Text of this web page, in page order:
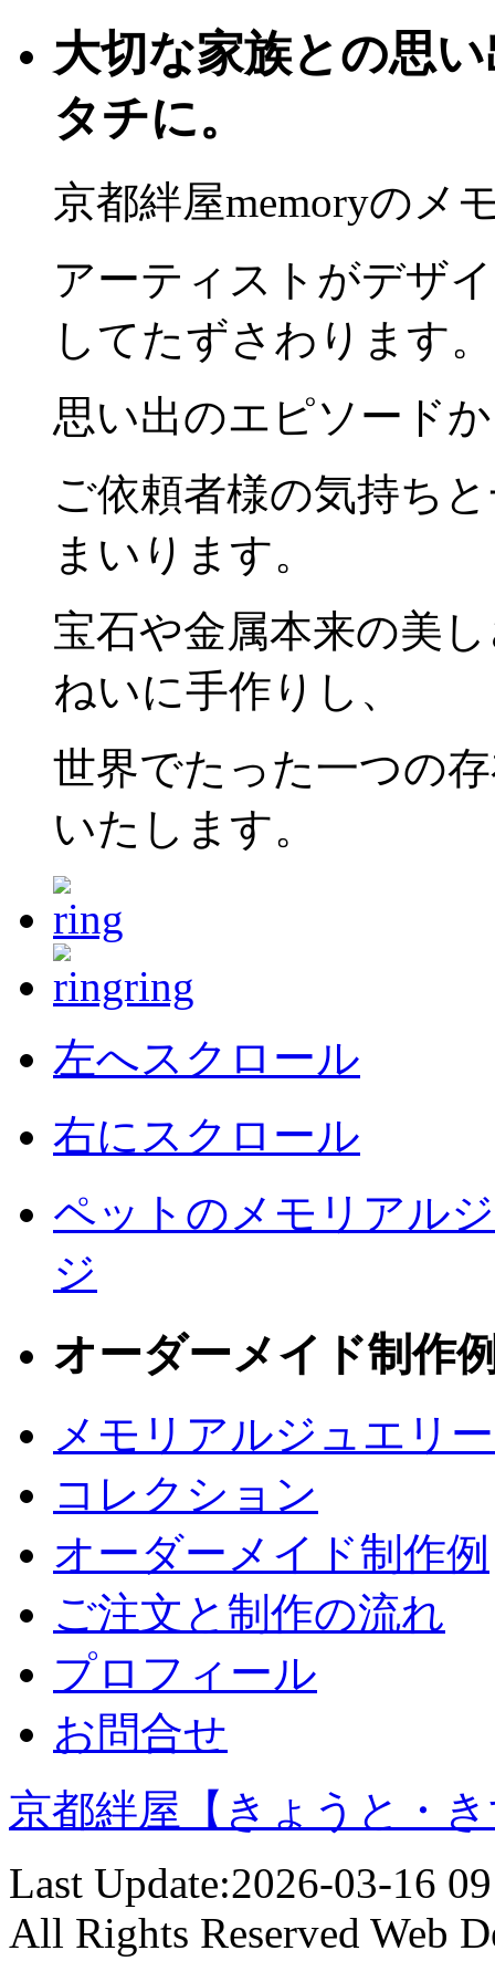
大切な家族との思
タチに。
京都絆屋memoryのメ
アーティストがデザ
してたずさわります。
思い出のエピソード
ご依頼者様の気持ち
まいります。
宝石や金属本来の美
ねいに手作りし、
世界でたった一つの
いたします。
左へスクロール
右にスクロール
ペットのメモリアル
ジ
オーダーメイド制作
メモリアルジュエリ
コレクション
オーダーメイド制作例
ご注文と制作の流れ
プロフィール
お問合せ
京都絆屋【きょうと・
Last Update:2026-03-16
All Rights Reserved Web